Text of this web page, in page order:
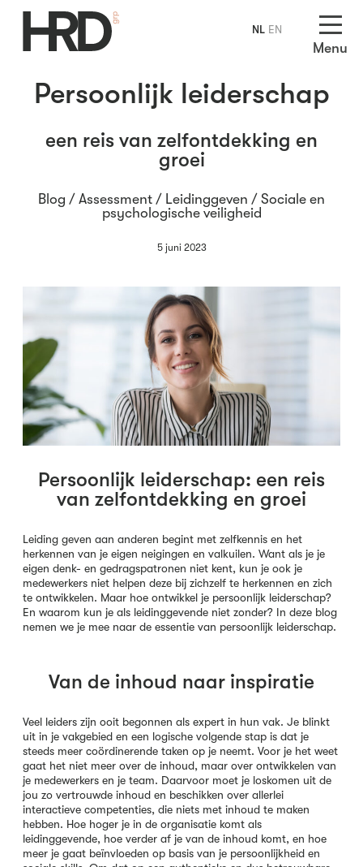
Menu
Persoonlijk leiderschap
een reis van zelfontdekking en
groei
Blog / Assessment / Leidinggeven / Sociale en
psychologische veiligheid
5 juni 2023
Persoonlijk leiderschap: een reis
van zelfontdekking en groei
Leiding geven aan anderen begint met zelfkennis en het
herkennen van je eigen neigingen en valkuilen. Want als je je
eigen denk- en gedragspatronen niet kent, kun je ook je
medewerkers niet helpen deze bij zichzelf te herkennen en zich
te ontwikkelen. Maar hoe ontwikkel je persoonlijk leiderschap?
En waarom kun je als leidinggevende niet zonder? In deze blog
nemen we je mee naar de essentie van persoonlijk leiderschap.
Van de inhoud naar inspiratie
Veel leiders zijn ooit begonnen als expert in hun vak. Je blinkt
uit in je vakgebied en een logische volgende stap is dat je
steeds meer coördinerende taken op je neemt. Voor je het weet
gaat het niet meer over de inhoud, maar over ontwikkelen van
je medewerkers en je team. Daarvoor moet je loskomen uit de
jou zo vertrouwde inhoud en beschikken over allerlei
interactieve competenties, die niets met inhoud te maken
hebben. Hoe hoger je in de organisatie komt als
leidinggevende, hoe verder af je van de inhoud komt, en hoe
meer je gaat beïnvloeden op basis van je persoonlijkheid en
NL EN